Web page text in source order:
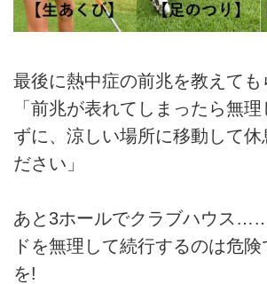
最後に熱中症の前兆を教えても
「前兆が表れてしまったら無
ずに、涼しい場所に移動して休
ださい」
あと3ホールでクラブハウス
ドを無理して続行するのは危
を!